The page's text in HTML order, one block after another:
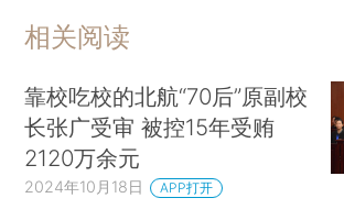
相关阅读
靠校吃校的北航“70后”原副校
长张广受审 被控15年受贿
2120万余元
2024年10月18日 APP打开